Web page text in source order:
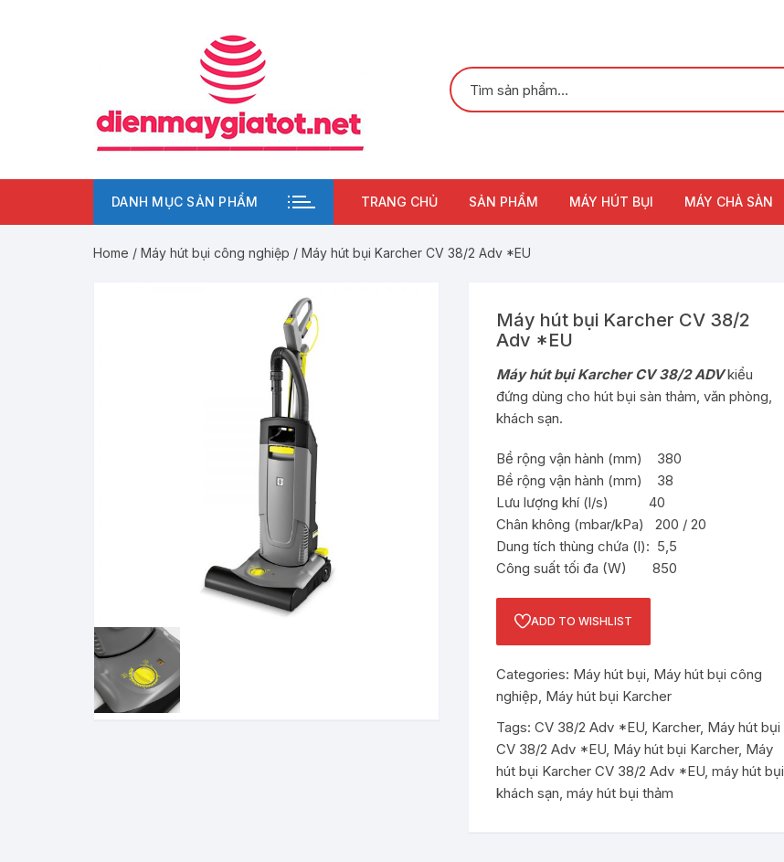
DANH MỤC SẢN PHẨM TRANG CHỦ SẢN PHẨM MÁY HÚT BỤI MÁY CHÀ SÀN
Home / Máy hút bụi công nghiệp / Máy hút bụi Karcher CV 38/2 Adv *EU
Máy hút bụi Karcher CV 38/2
Adv *EU
Máy hút bụi Karcher CV 38/2 ADVkiểu
đứng dùng cho hút bụi sàn thảm, văn phòng,
khách sạn.
Bề rộng vận hành (mm) 380
Bề rộng vận hành (mm) 38
Lưu lượng khí (l/s) 40
Chân không (mbar/kPa) 200 / 20
Dung tích thùng chứa (l): 5,5
Công suất tối đa (W) 850
ADD TO WISHLIST
Categories: Máy hút bụi, Máy hút bụi công
nghiệp, Máy hút bụi Karcher
Tags:CV 38/2 Adv *EU, Karcher, Máy hút bụi
CV 38/2 Adv *EU, Máy hút bụi Karcher, Máy
hút bụi Karcher CV 38/2 Adv *EU,máy hút bụi
khách sạn,máy hút bụi thảm